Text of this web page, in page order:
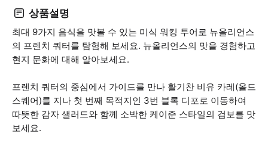
상품설명
최대 9가지 음식을 맛볼 수 있는 미식 워킹 투어로 뉴올리언스
의 프렌치 쿼터를 탐험해 보세요. 뉴올리언스의 맛을 경험하고
현지 문화에 대해 알아보세요.
프렌치 쿼터의 중심에서 가이드를 만나 활기찬 비유 카레(올드
스퀘어)를 지나 첫 번째 목적지인 3번 블록 디포로 이동하여
따뜻한 감자 샐러드와 함께 소박한 케이준 스타일의 검보를 맛
보세요.